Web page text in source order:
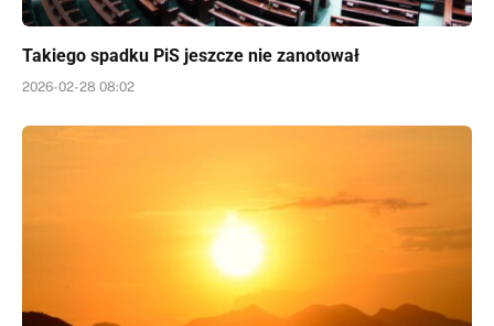
Takiego spadku PiS jeszcze nie zanotował
2026-02-28 08:02